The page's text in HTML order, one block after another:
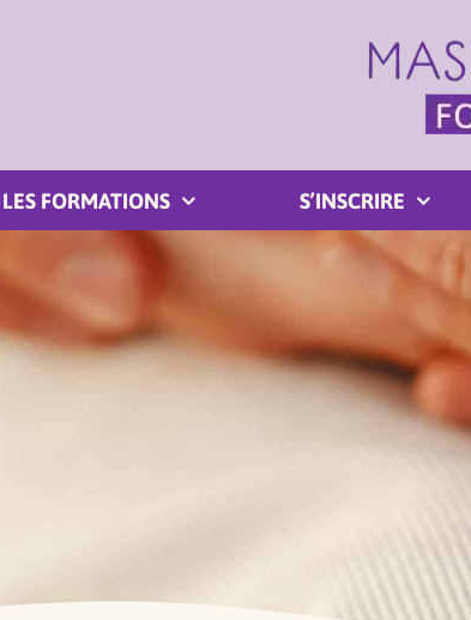
LES FORMATIONS S’INSCRIRE